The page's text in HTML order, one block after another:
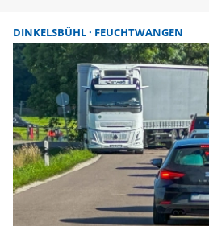
DINKELSBÜHL FEUCHTWANGEN